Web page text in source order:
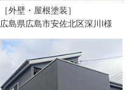
［外壁・屋根塗装］
広島県広島市安佐北区深川I様